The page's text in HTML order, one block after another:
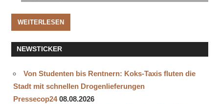
WEITERLESEN
NEWSTICKER
Von Studenten bis Rentnern: Koks‑Taxis fluten die
Stadt mit schnellen Drogenlieferungen
Pressecop24 08.08.2026